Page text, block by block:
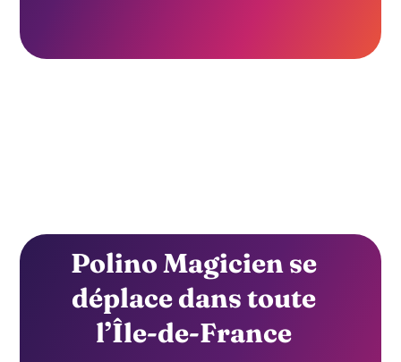
Polino Magicien se
déplace dans toute
l’Île-de-France